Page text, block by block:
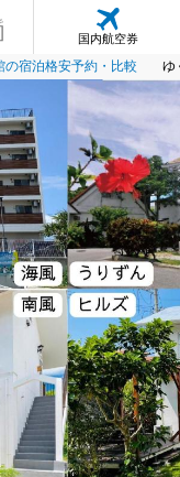
国内航空券
の宿泊格安予約・比較 ゆ